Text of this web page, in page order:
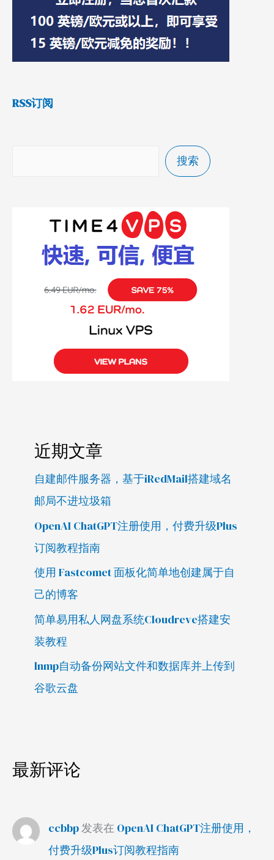
RSS订阅
搜索
近期文章
自建邮件服务器，基于iRedMail搭建域名
邮局不进垃圾箱
OpenAI ChatGPT注册使用，付费升级Plus
订阅教程指南
使用 Fastcomet 面板化简单地创建属于自
己的博客
简单易用私人网盘系统Cloudreve搭建安
装教程
lnmp自动备份网站文件和数据库并上传到
谷歌云盘
最新评论
ccbbp发表在 OpenAI ChatGPT注册使用，
付费升级Plus订阅教程指南